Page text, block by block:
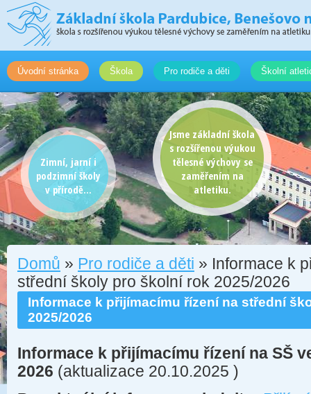
Úvodní stránka Škola Pro rodiče a děti Školní
Zimní, jarní i
podzimní školy
v přírodě...
Jsme základní škola
s rozšířenou výukou
tělesné výchovy se
zaměřením na
atletiku.
Domů » Pro rodiče a děti » Informace k
střední školy pro školní rok 2025/2026
Informace k přijímacímu řízení na střední
2025/2026
Informace k přijímacímu řízení na SŠ
2026 (aktualizace 20.10.2025 )